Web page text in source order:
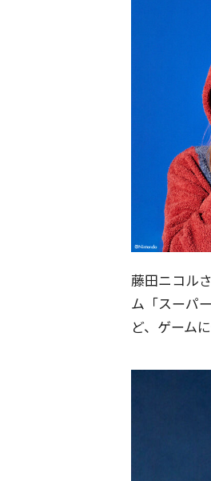
藤田ニコル
ム「スーパ
ど、ゲーム